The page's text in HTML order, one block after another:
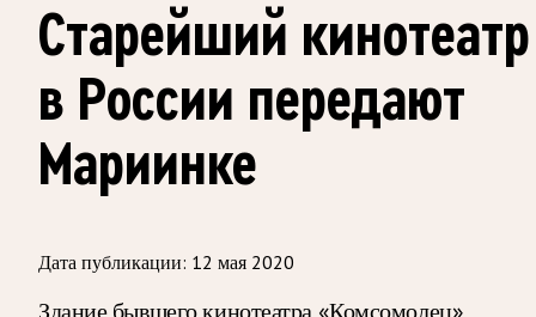
Старейший кинотеатр
в России передают
Мариинке
Дата публикации: 12 мая 2020
Здание бывшего кинотеатра «Комсомолец»